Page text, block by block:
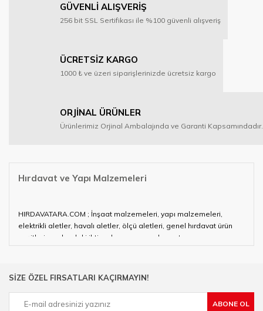
GÜVENLİ ALIŞVERİŞ
256 bit SSL Sertifikası ile %100 güvenli alışveriş
ÜCRETSİZ KARGO
1000 ₺ ve üzeri siparişlerinizde ücretsiz kargo
ORJİNAL ÜRÜNLER
Ürünlerimiz Orjinal Ambalajında ve Garanti Kapsamındadır.
Hırdavat ve Yapı Malzemeleri
HIRDAVATARA.COM ; İnşaat malzemeleri, yapı malzemeleri,
elektrikli aletler, havalı aletler, ölçü aletleri, genel hırdavat ürün
çeşitleri ve alandaki ihtiyaçlarınızın neredeyse tamamını
çalışan HIRDAVATARA.COM geniş ürün yelpazesi ile siz değerli
Ülkemizde özellikle gelişen sanayi, inşaat ve fabrikalaşma
SİZE ÖZEL FIRSATLARI KAÇIRMAYIN!
ABONE OL